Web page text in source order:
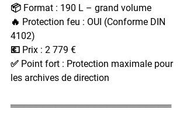
📦 Format : 190 L – grand volume
🔥 Protection feu : OUI (Conforme DIN
4102)
💶 Prix : 2 779 €
✅ Point fort : Protection maximale pour
les archives de direction
═════════════════════════